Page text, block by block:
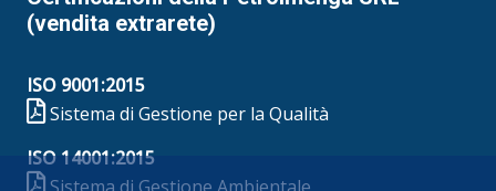
(vendita extrarete)
ISO 9001:2015
Sistema di Gestione per la Qualità
ISO 14001:2015